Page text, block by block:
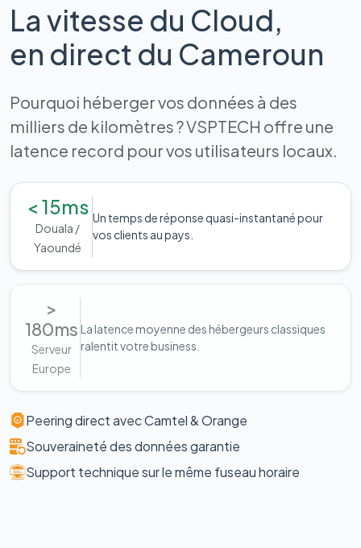
La vitesse du Cloud,
en direct du Cameroun
Pourquoi héberger vos données à des
milliers de kilomètres ? VSPTECH offre une
latence record pour vos utilisateurs locaux.
< 15ms
Douala /
Yaoundé
Un temps de réponse quasi-instantané pour
vos clients au pays.
>
180ms
Serveur
Europe
La latence moyenne des hébergeurs classiques
ralentit votre business.
Peering direct avec Camtel & Orange
Souveraineté des données garantie
Support technique sur le même fuseau horaire